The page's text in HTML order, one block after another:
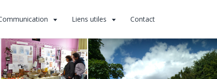
Liens utiles Contact